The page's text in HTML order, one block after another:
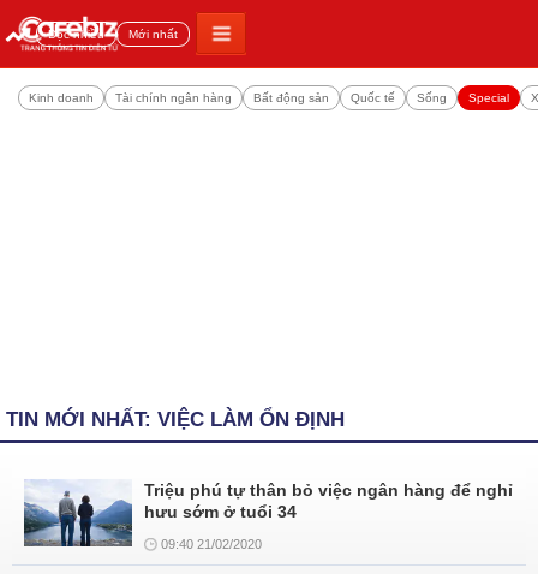
Đọc nhiều Mới nhất
Kinh doanh Tài chính ngân hàng Bất động sản Quốc tế Sống Special
TIN MỚI NHẤT: VIỆC LÀM ỔN ĐỊNH
Triệu phú tự thân bỏ việc ngân hàng để nghỉ
hưu sớm ở tuổi 34
09:40 21/02/2020